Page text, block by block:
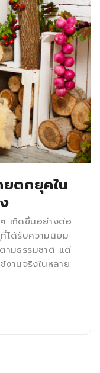
ยตกยุคใน
เกิดขึ้นอย่างต่อ
ได้รับความนิยม
ตามธรรมชาติ แต่
านจริงในหลาย